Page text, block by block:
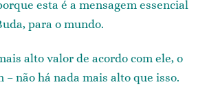
esta é a mensagem essencial
para o mundo.
alto valor de acordo com ele, o
– não há nada mais alto que isso.